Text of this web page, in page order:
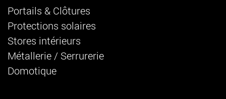
Portails & Clôtures
Protections solaires
Stores intérieurs
Métallerie / Serrurerie
Domotique